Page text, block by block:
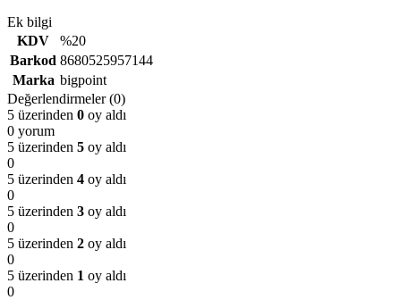
Ek bilgi
KDV
%20
Barkod 8680525957144
Marka bigpoint
Değerlendirmeler (0)
5 üzerinden 0 oy aldı
0 yorum
5 üzerinden 5 oy aldı
0
5 üzerinden 4 oy aldı
0
5 üzerinden 3 oy aldı
0
5 üzerinden 2 oy aldı
0
5 üzerinden 1 oy aldı
0